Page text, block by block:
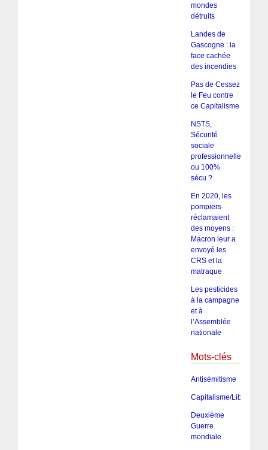
mondes
détruits
Landes de
Gascogne : la
face cachée
des incendies
Pas de Cessez
le Feu contre
ce Capitalisme
NSTS,
Sécurité
sociale
professionnelle
ou 100%
sécu ?
En 2020, les
pompiers
réclamaient
des moyens :
Macron leur a
envoyé les
CRS et la
matraque
Les pesticides
à la campagne
et à
l’Assemblée
nationale
Mots-clés
Antisémitisme
Capitalisme/
Deuxième
Guerre
mondiale